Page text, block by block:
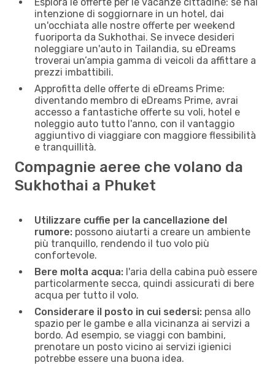
intenzione di soggiornare in un hotel, dai
un'occhiata alle nostre offerte per weekend
fuoriporta da Sukhothai. Se invece desideri
noleggiare un'auto in Tailandia, su eDreams
troverai un’ampia gamma di veicoli da affittare a
prezzi imbattibili.
Approfitta delle offerte di eDreams Prime:
diventando membro di eDreams Prime, avrai
accesso a fantastiche offerte su voli, hotel e
noleggio auto tutto l'anno, con il vantaggio
aggiuntivo di viaggiare con maggiore flessibilità
e tranquillità.
Compagnie aeree che volano da
Sukhothai a Phuket
Utilizzare cuffie per la cancellazione del
rumore: possono aiutarti a creare un ambiente
più tranquillo, rendendo il tuo volo più
confortevole.
Bere molta acqua: l'aria della cabina può essere
particolarmente secca, quindi assicurati di bere
acqua per tutto il volo.
Considerare il posto in cui sedersi: pensa allo
spazio per le gambe e alla vicinanza ai servizi a
bordo. Ad esempio, se viaggi con bambini,
prenotare un posto vicino ai servizi igienici
potrebbe essere una buona idea.